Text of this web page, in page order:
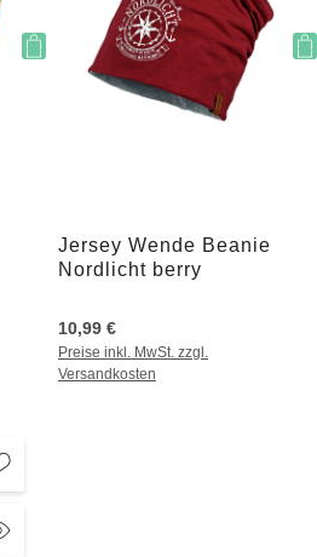
Jersey Wende Beanie
Nordlicht berry
10,99 €
Preise inkl. MwSt. zzgl.
Versandkosten